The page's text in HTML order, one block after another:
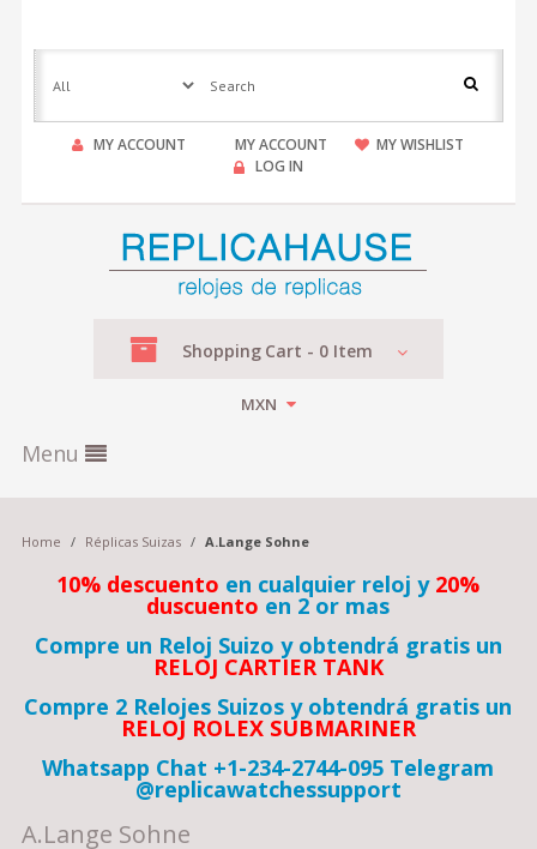
MY ACCOUNT MY ACCOUNT
MY WISHLIST
LOG IN
Shopping Cart - 0Item
MXN
Menu
Home / Réplicas Suizas / A.Lange Sohne
10% descuento en cualquier reloj y 20%
duscuento en 2 or mas
Compre un Reloj Suizo y obtendrá gratis un
RELOJ CARTIER TANK
Compre 2 Relojes Suizos y obtendrá gratis un
RELOJ ROLEX SUBMARINER
Whatsapp Chat +1-234-2744-095 Telegram
@replicawatchessupport
A.Lange Sohne